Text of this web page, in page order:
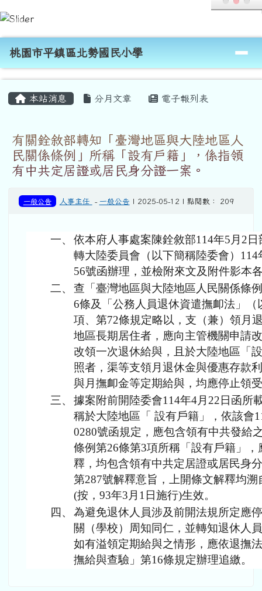
跳至主內容區
桃園市平鎮區北勢國民小學
導覽列
桃園市平鎮區北勢國民小學
本站消息 分月文章 電子報列表
有關銓敘部轉知「臺灣地區與大陸地區人
民關係條例」所稱「設有戶籍」，係指領
有中共定居證或居民身分證一案。
一般公告 人事主任 - 一般公告 | 2025-05-12 | 點閱數： 209
一、 依本府人事處案陳銓敘部114年5月2
轉大陸委員會（以下簡稱陸委會）114
56號函辦理，並檢附來文及附件影本
二、 查「臺灣地區與大陸地區人民關係條
6條及「公務人員退休資遣撫卹法」
項、第72條規定略以，支（兼）領月
地區長期居住者，應向主管機關申請
改領一次退休給與，且於大陸地區「
照者，渠等支領月退休金與優惠存款
與月撫卹金等定期給與，均應停止領
三、 據案附前開陸委會114年4月22日函所
稱於大陸地區「 設有戶籍」，依該會
0280號函規定，應包含領有中共發給
條例第26條第3項所稱「設有戶籍」
釋，均包含領有中共定居證或居民身
第287號解釋意旨，上開條文解釋均
(按，93年3月1日施行)生效。
四、 為避免退休人員涉及前開法規所定應
關（學校）周知同仁，並轉知退休人
如有溢領定期給與之情形，應依退撫
撫給與查驗」第16條規定辦理追繳。